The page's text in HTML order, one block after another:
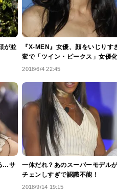
が並
『X-MEN』女優、顔をいじりす
変で「ツイン・ピークス」女優
2018/6/4 22:45
…サ
一体だれ？あのスーパーモデル
チェンしすぎで認識不能！
2018/9/14 19:15